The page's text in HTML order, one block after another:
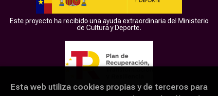
Este proyecto ha recibido una ayuda extraordinaria del Ministerio
de Cultura y Deporte.
Esta web utiliza cookies propias y de terceros para